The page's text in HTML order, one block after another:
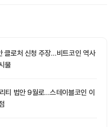
클로처 신청 주장…비트코인 역사
물
티 법안 9월로…스테이블코인 이